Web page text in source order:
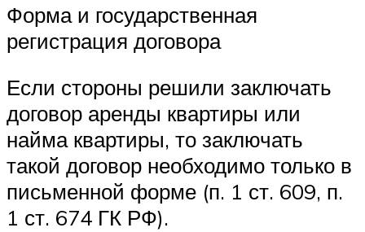
Форма и государственная
регистрация договора
Если стороны решили заключать
договор аренды квартиры или
найма квартиры, то заключать
такой договор необходимо только в
письменной форме (п. 1 ст. 609, п.
1 ст. 674 ГК РФ).